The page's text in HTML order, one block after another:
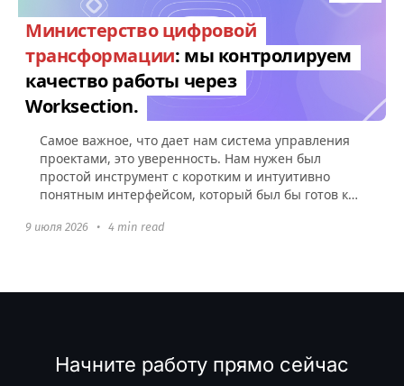
Министерство цифровой
трансформации: мы контролируем
качество работы через
Worksection.
Самое важное, что дает нам система управления
проектами, это уверенность. Нам нужен был
простой инструмент с коротким и интуитивно
понятным интерфейсом, который был бы готов к
9 июля 2026 • 4 min read
Начните работу прямо сейчас